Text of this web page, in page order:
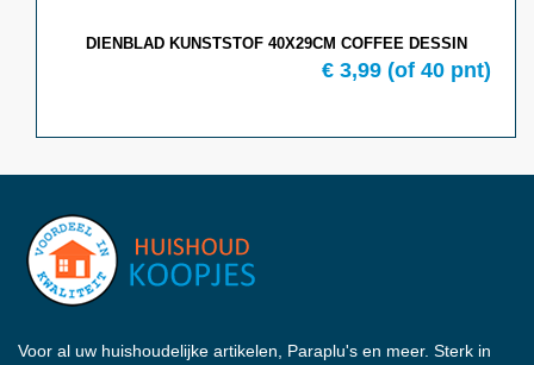
DIENBLAD KUNSTSTOF 40X29CM COFFEE DESSIN
€ 3,99 (of 40 pnt)
Voor al uw huishoudelijke artikelen, Paraplu's en meer. Sterk in